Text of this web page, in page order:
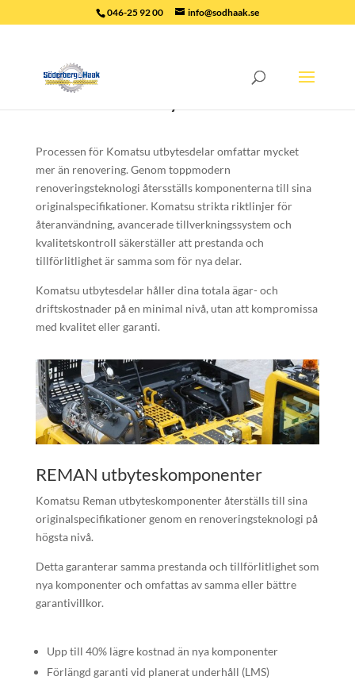
046-25 92 00 info@sodhaak.se
Komatsu utbytesdelar
Processen för Komatsu utbytesdelar omfattar mycket
mer än renovering. Genom toppmodern
renoveringsteknologi återsställs komponenterna till sina
originalspecifikationer. Komatsu strikta riktlinjer för
återanvändning, avancerade tillverkningssystem och
kvalitetskontroll säkerställer att prestanda och
tillförlitlighet är samma som för nya delar.
Komatsu utbytesdelar håller dina totala ägar- och
driftskostnader på en minimal nivå, utan att kompromissa
med kvalitet eller garanti.
REMAN utbyteskomponenter
Komatsu Reman utbyteskomponenter återställs till sina
originalspecifikationer genom en renoveringsteknologi på
högsta nivå.
Detta garanterar samma prestanda och tillförlitlighet som
nya komponenter och omfattas av samma eller bättre
garantivillkor.
Upp till 40% lägre kostnad än nya komponenter
Förlängd garanti vid planerat underhåll (LMS)